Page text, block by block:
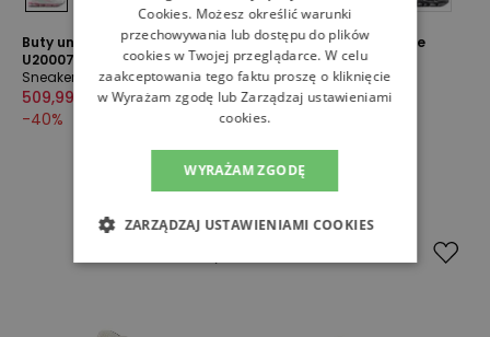
Buty unisex New Balance
U20007MM - białe
Sneakersy
509,99 zł
849,99 zł
-40%
Buty unisex New Balance
U20004GM - białe
Sneakersy
849,99 zł
Cookies. Możesz określić warunki
przechowywania lub dostępu do plików
cookies w Twojej przeglądarce. W celu
zaakceptowania tego faktu proszę o kliknięcie
w Wyrażam zgodę lub Zarządzaj ustawieniami
cookies.
WYRAŻAM ZGODĘ
ZARZĄDZAJ USTAWIENIAMI COOKIES